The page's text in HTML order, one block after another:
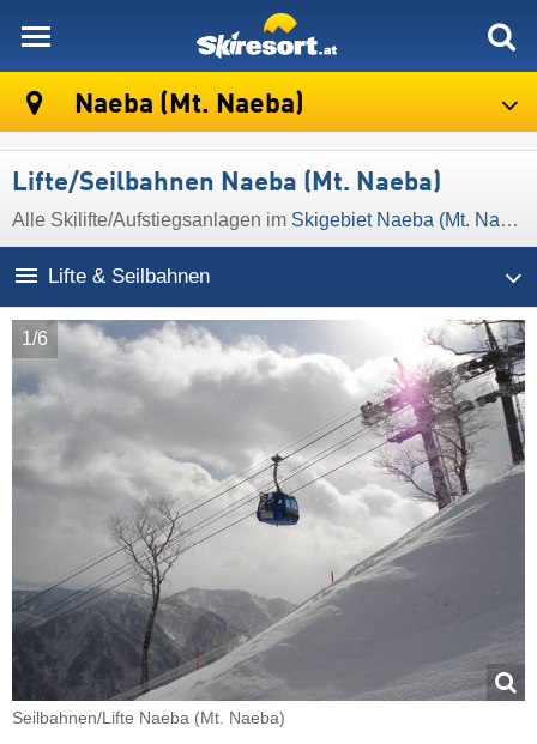
Naeba (Mt. Naeba)
Lifte/Seilbahnen Naeba (Mt. Naeba)
Alle Skilifte/Aufstiegsanlagen im Skigebiet Naeba (Mt. Naeba)
Lifte & Seilbahnen
1/6
Seilbahnen/​Lifte Naeba (Mt. Naeba)